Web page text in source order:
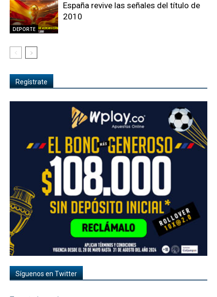
DEPORTE
España revive las señales del título de
2010
Regístrate
Síguenos en Twitter